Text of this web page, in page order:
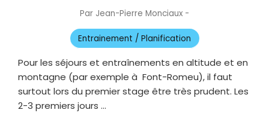
Par Jean-Pierre Monciaux -
le
Entrainement / Planification
Pour les séjours et entraînements en altitude et en
montagne (par exemple à Font-Romeu), il faut
surtout lors du premier stage être très prudent. Les
2-3 premiers jours …